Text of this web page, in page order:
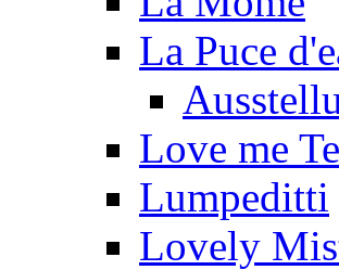
La Puce
Love me
Lumpeditti
Lovely